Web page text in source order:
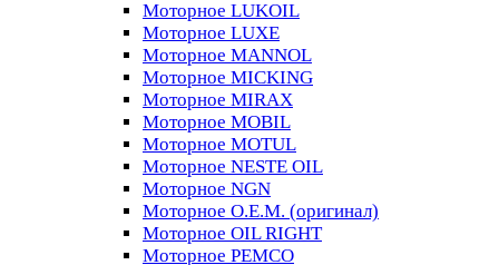
Моторное LUKOIL
Моторное LUXE
Моторное MANNOL
Моторное MICKING
Моторное MIRAX
Моторное MOBIL
Моторное MOTUL
Моторное NESTE OIL
Моторное NGN
Моторное O.E.M. (оригинал)
Моторное OIL RIGHT
Моторное PEMCO